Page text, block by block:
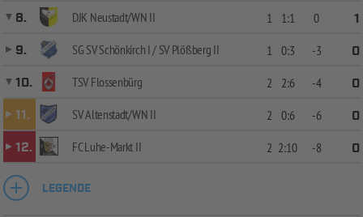
8.
DJK Neustadt/WN II 1 1:1 0
1
9.
SG SV Schönkirch I / SV Plößberg II 1 0:3 -3
0
10.
TSV Flossenbürg 2 2:6 -4
0
11.
SV Altenstadt/WN II 2 0:6 -6
0
12.
FC Luhe-Markt II 2 2:10 -8 0
LEGENDE